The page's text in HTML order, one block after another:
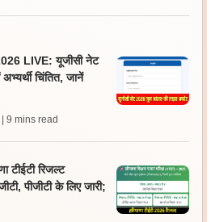
LIVE: यूजीसी नेट
चिंतित, जानें
| 9 mins read
टीईटी रिजल्ट
पीजीटी के लिए जारी;